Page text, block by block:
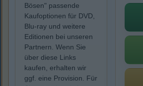
Bösen" passende
Kaufoptionen für DVD,
Blu-ray und weitere
Editionen bei unseren
Partnern. Wenn Sie
über diese Links
kaufen, erhalten wir
ggf. eine Provision. Für